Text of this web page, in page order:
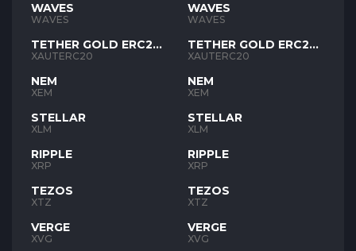
WAVES
WAVES
TETHER GOLD ERC20
XAUT
XAUTERC20
NEM
XEM
STELLAR
XLM
RIPPLE
XRP
TEZOS
XTZ
VERGE
XVG
WAVES
WAVES
TETHER GOLD ERC20
XAUT
XAUTERC20
NEM
XEM
STELLAR
XLM
RIPPLE
XRP
TEZOS
XTZ
VERGE
XVG